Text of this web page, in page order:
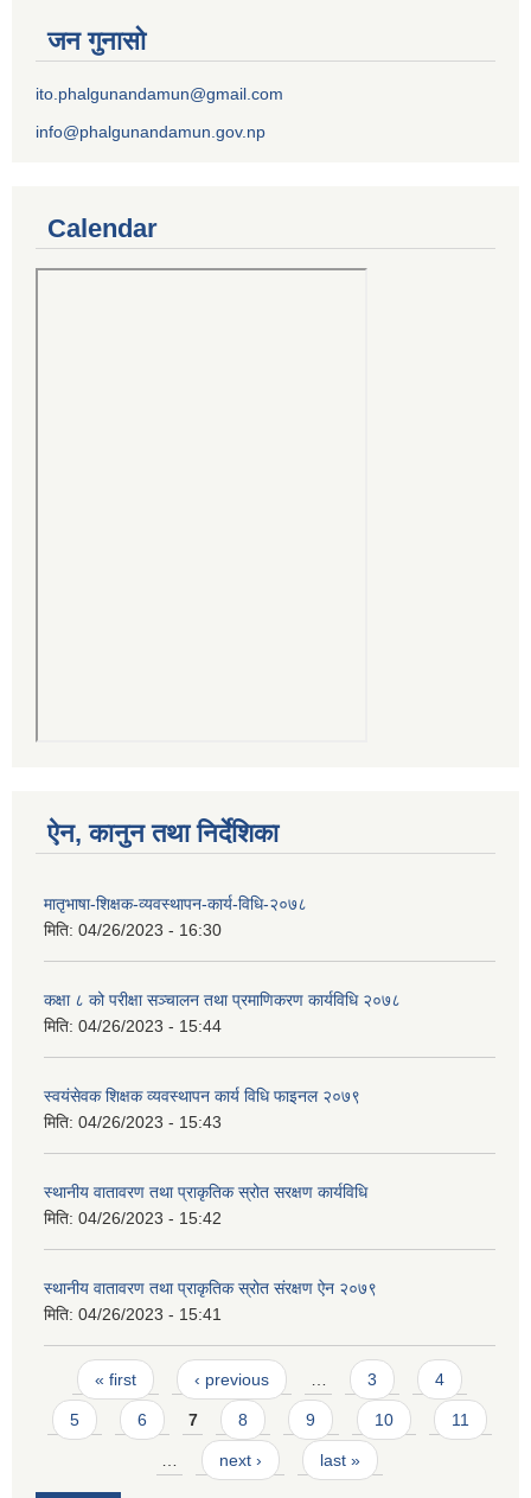
जन गुनासो
ito.phalgunandamun@gmail.com
info@phalgunandamun.gov.np
Calendar
ऐन, कानुन तथा निर्देशिका
मातृभाषा-शिक्षक-व्यवस्थापन-कार्य-विधि-२०७८
मिति: 04/26/2023 - 16:30
कक्षा ८ को परीक्षा सञ्चालन तथा प्रमाणिकरण कार्यविधि २०७८
मिति: 04/26/2023 - 15:44
स्वयंसेवक शिक्षक व्यवस्थापन कार्य विधि फाइनल २०७९
मिति: 04/26/2023 - 15:43
स्थानीय वातावरण तथा प्राकृतिक स्रोत सरक्षण कार्यविधि
मिति: 04/26/2023 - 15:42
स्थानीय वातावरण तथा प्राकृतिक स्रोत संरक्षण ऐन २०७९
मिति: 04/26/2023 - 15:41
Pages
« first ‹ previous 3 4
5 6 7 8 9 10 11
next › last »